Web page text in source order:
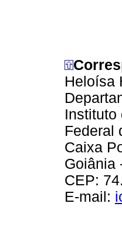
Heloísa
Instituto
Federal
Caixa
Goiânia
CEP:
E-mail: